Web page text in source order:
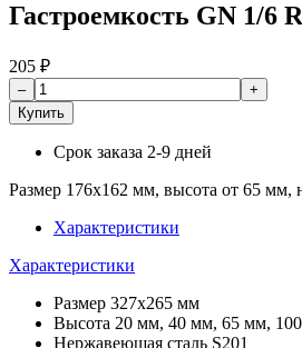
Гастроемкость GN 1/6
205 ₽
Купить
Срок заказа 2-9 дней
Размер 176х162 мм, высота от 65 мм,
Характеристики
Характеристики
Размер 327х265 мм
Высота 20 мм, 40 мм, 65 мм,
Нержавеющая сталь S201